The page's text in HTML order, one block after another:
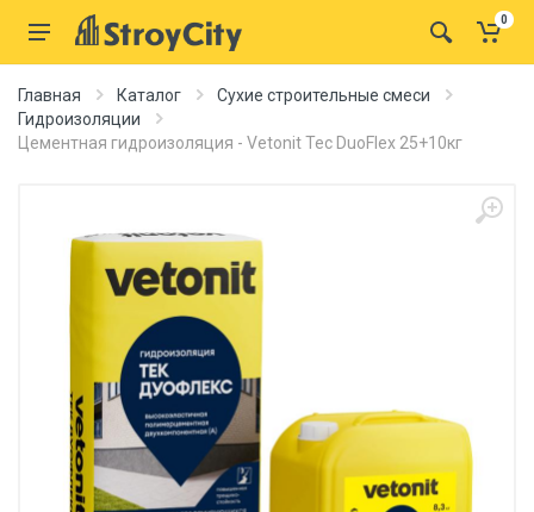
0
Главная Каталог
Сухие строительные смеси
Гидроизоляции
Цементная гидроизоляция - Vetonit Tec DuoFlex 25+10кг